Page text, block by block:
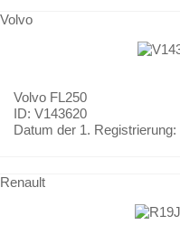
Volvo
Volvo FL250
ID: V143620
Datum der 1. Registrierung:
Renault